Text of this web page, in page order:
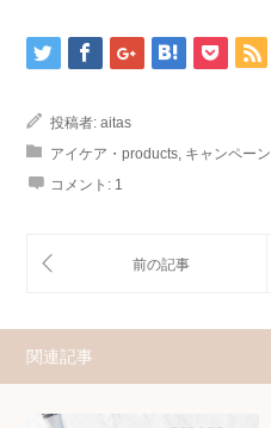
投稿者: aitas
アイケア・products キャンペーン
コメント: 1
関連記事